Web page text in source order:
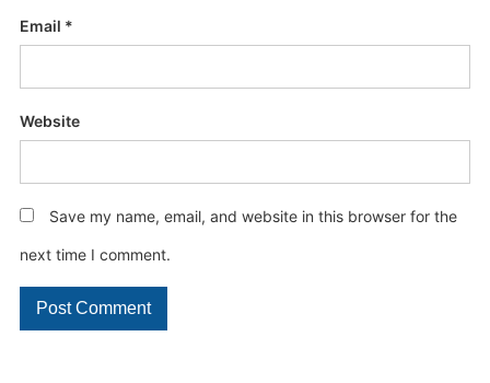
Email *
Website
Save my name, email, and website in this browser for the
next time I comment.